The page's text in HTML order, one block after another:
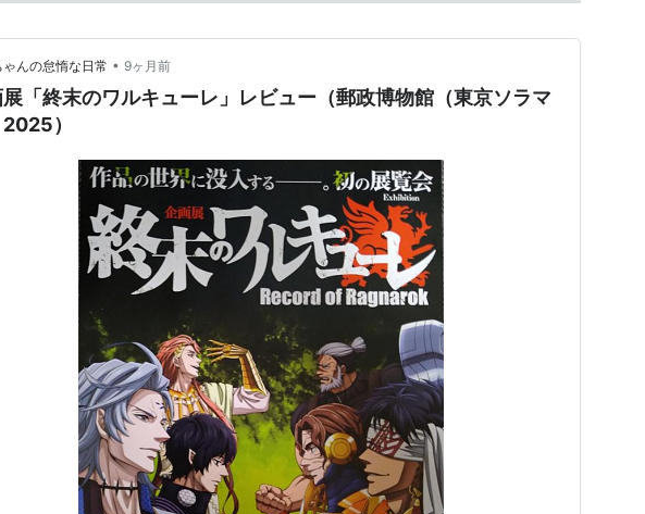
エリアをはじめ、企画展示ゾーン、ラウンジ、ショップ、「ミュージアム
く」（向島郵便局臨時出張所）などで構成している。
んの怠惰な日常 • 9ヶ月前
「終末のワルキューレ」レビュー（郵政博物館（東京ソラマ
）